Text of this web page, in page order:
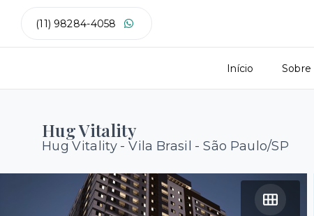
(11) 98284-4058
Início Sobre
Hug Vitality
Hug Vitality -Vila Brasil - São Paulo/SP